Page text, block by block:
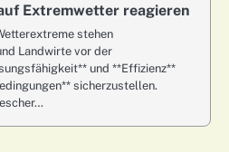
Extremwetter reagieren
stehen
Landwirte vor der
und **Effizienz**
sicherzustellen.